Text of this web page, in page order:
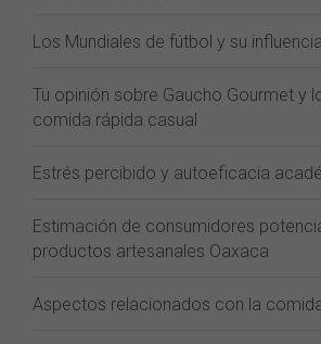
Los Mundiales de fútbol y su
Tu opinión sobre Gaucho Gourmet y
comida rápida casual
Estrés percibido y autoeficacia
Estimación de consumidores
productos artesanales Oaxaca
Aspectos relacionados con la